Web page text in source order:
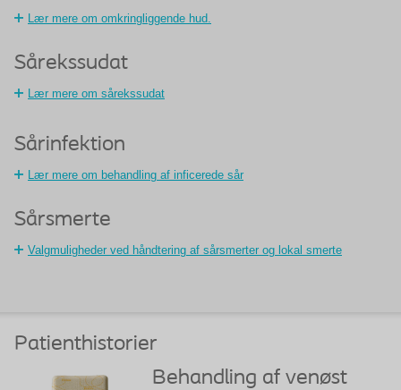
Lær mere om omkringliggende hud.
Sårekssudat
Lær mere om sårekssudat
Sårinfektion
Lær mere om behandling af inficerede sår
Sårsmerte
Valgmuligheder ved håndtering af sårsmerter og lokal smerte
Patienthistorier
Behandling af venøst